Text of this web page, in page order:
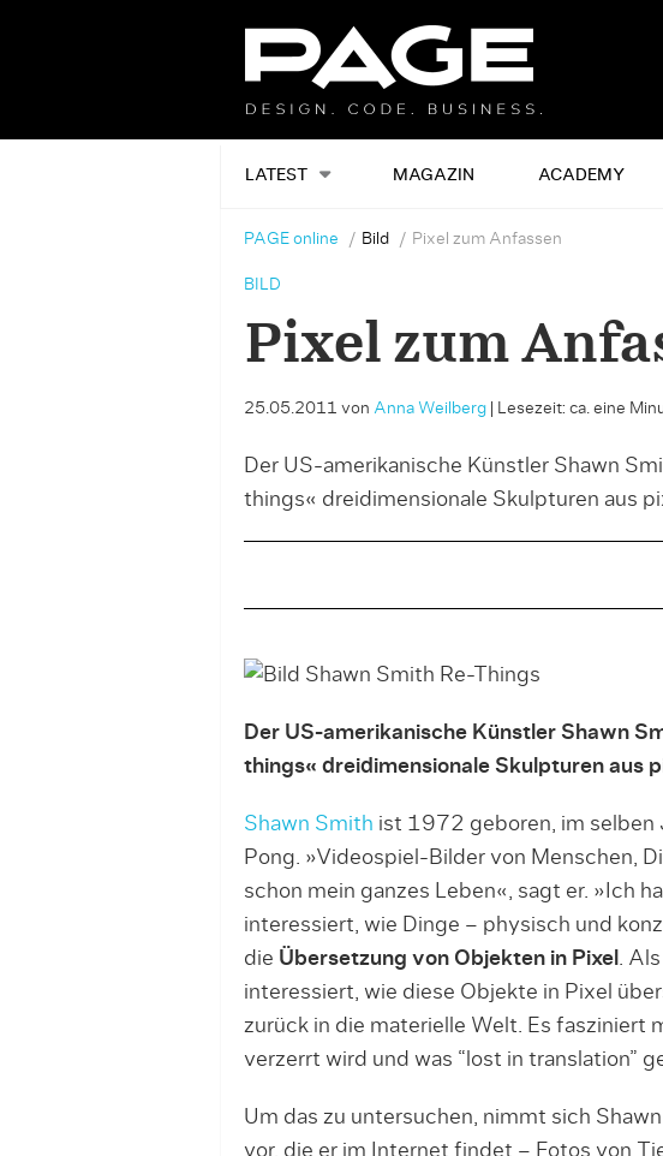
LATEST MAGAZIN ACADEMY
PAGE online Bild Pixel zum Anfassen
BILD
Pixel zum
25.05.2011 von Anna Weilberg| Lesezeit: ca. eine
Der US-amerikanische Künstler Shawn
things« dreidimensionale Skulpturen aus
Der US-amerikanische Künstler Shawn
things« dreidimensionale Skulpturen aus
Shawn Smith ist 1972 geboren, im selben
Pong. »Videospiel-Bilder von Menschen,
schon mein ganzes Leben«, sagt er. »Ich
interessiert, wie Dinge – physisch und
die Übersetzung von Objekten in Pixel
.
interessiert, wie diese Objekte in Pixel
zurück in die materielle Welt. Es fasziniert
verzerrt wird und was “lost in translation”
Um das zu untersuchen, nimmt sich
vor, die er im Internet findet – Fotos von